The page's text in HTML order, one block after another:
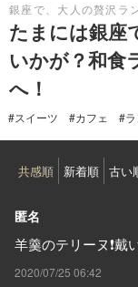
銀座で、大人の贅沢ラ
たまには銀座
いかが？和食
へ！
#スイーツ #カフェ #
共感順 新着順 古い
匿名
羊羹のテリーヌ❗
2020/07/25 06:42